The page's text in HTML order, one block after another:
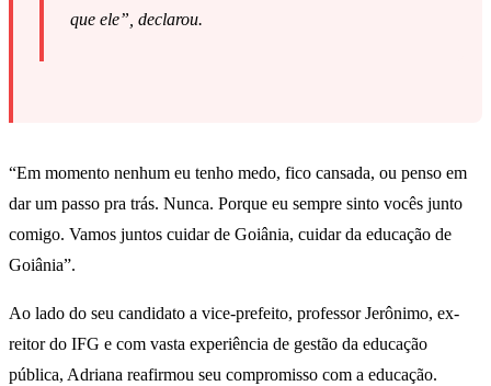
que ele”, declarou.
“Em momento nenhum eu tenho medo, fico cansada, ou penso em
dar um passo pra trás. Nunca. Porque eu sempre sinto vocês junto
comigo. Vamos juntos cuidar de Goiânia, cuidar da educação de
Goiânia”.
Ao lado do seu candidato a vice-prefeito, professor Jerônimo, ex-
reitor do IFG e com vasta experiência de gestão da educação
pública, Adriana reafirmou seu compromisso com a educação.